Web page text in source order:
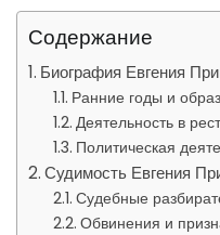
Содержание
Биография Евгения
Ранние годы и
Деятельность в
Политическая
Судимость Евгения
Судебные
Обвинения и